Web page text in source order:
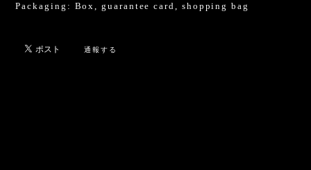
Packaging: Box, guarantee card, shopping bag
通報する